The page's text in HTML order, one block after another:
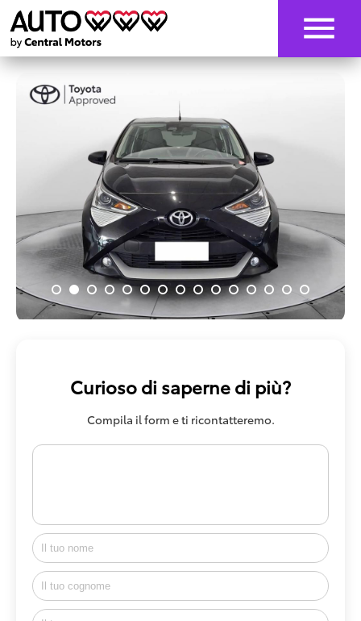
Curioso di saperne di più?
Compila il form e ti ricontatteremo.